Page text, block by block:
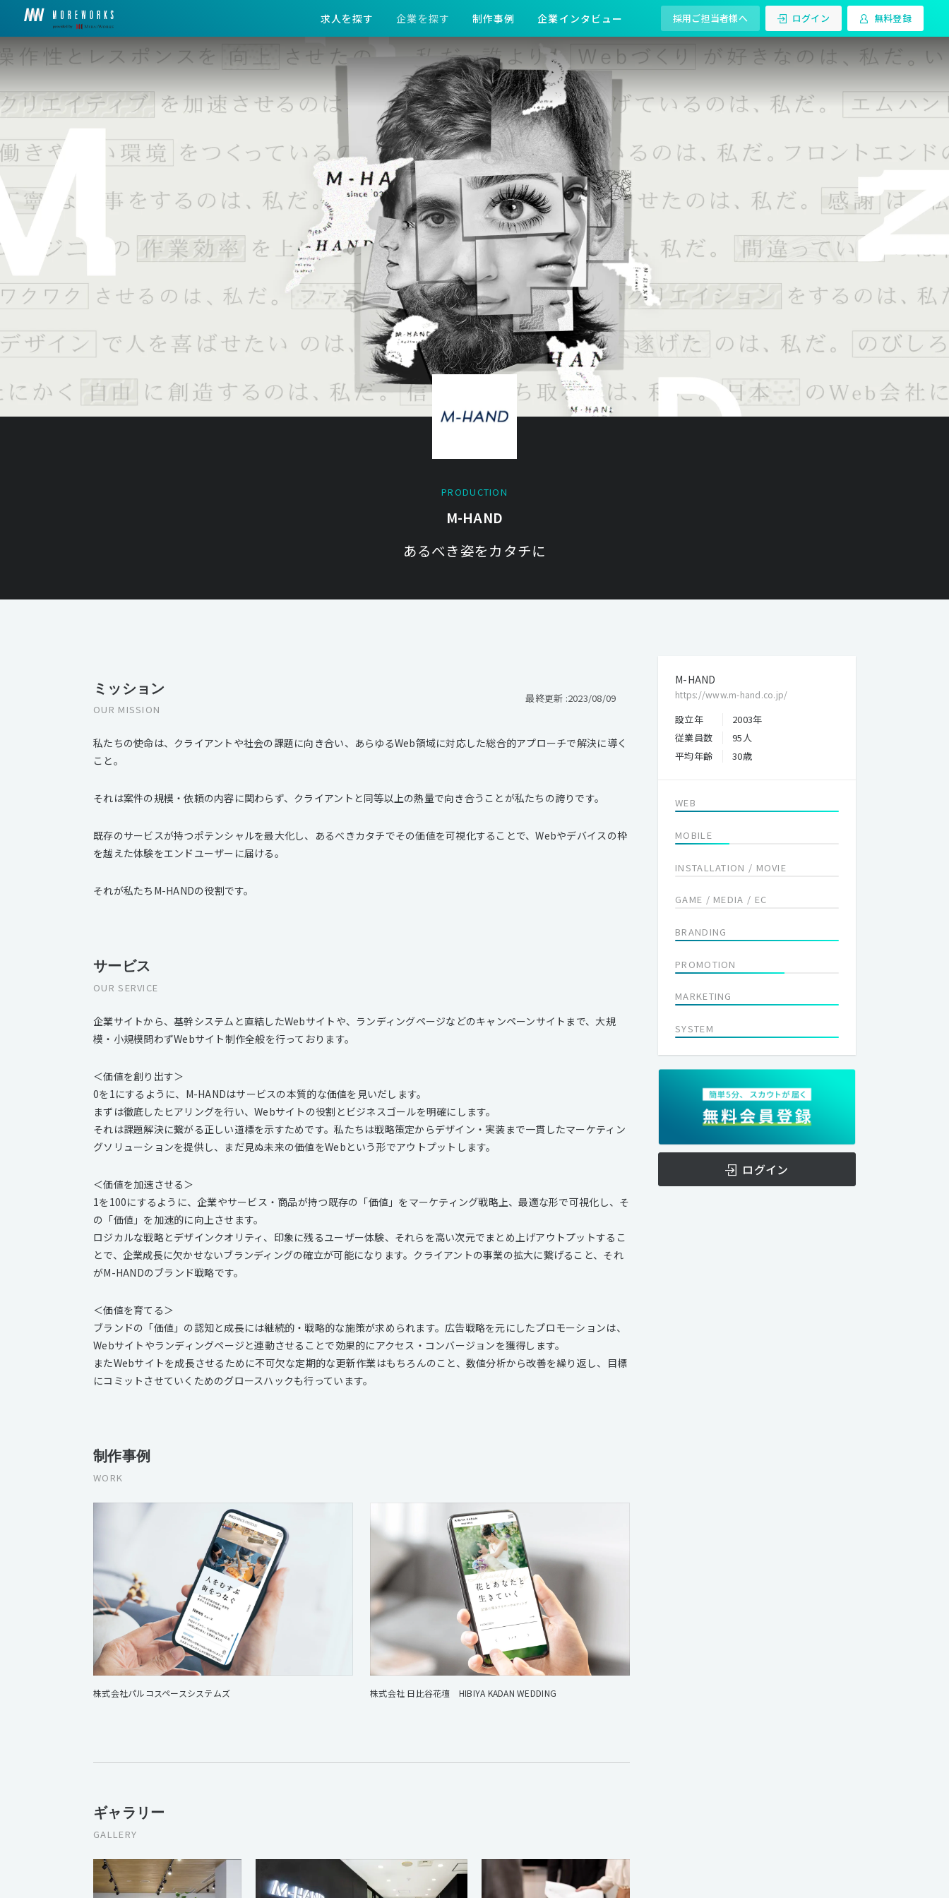
求人を探す 企業を探す 制作事例 企業インタビュー 採用ご担当者様へ ログイン 無料登録
PRODUCTION
M-HAND
あるべき姿をカタチに
最終更新 :2023/08/09
ミッション
OUR MISSION
私たちの使命は、クライアントや社会の課題に向き合い、あらゆるWeb領域に対応した総合的アプローチで解決に導く
こと。
それは案件の規模・依頼の内容に関わらず、クライアントと同等以上の熱量で向き合うことが私たちの誇りです。
既存のサービスが持つポテンシャルを最大化し、あるべきカタチでその価値を可視化することで、Webやデバイスの枠
を越えた体験をエンドユーザーに届ける。
それが私たちM-HANDの役割です。
サービス
OUR SERVICE
企業サイトから、基幹システムと直結したWebサイトや、ランディングページなどのキャンペーンサイトまで、大規
模・小規模問わずWebサイト制作全般を行っております。
＜価値を創り出す＞
0を1にするように、M-HANDはサービスの本質的な価値を見いだします。
まずは徹底したヒアリングを行い、Webサイトの役割とビジネスゴールを明確にします。
それは課題解決に繋がる正しい道標を示すためです。私たちは戦略策定からデザイン・実装まで一貫したマーケティン
グソリューションを提供し、まだ見ぬ未来の価値をWebという形でアウトプットします。
＜価値を加速させる＞
1を100にするように、企業やサービス・商品が持つ既存の「価値」をマーケティング戦略上、最適な形で可視化し、そ
の「価値」を加速的に向上させます。
ロジカルな戦略とデザインクオリティ、印象に残るユーザー体験、それらを高い次元でまとめ上げアウトプットするこ
とで、企業成長に欠かせないブランディングの確立が可能になります。クライアントの事業の拡大に繋げること、それ
がM-HANDのブランド戦略です。
＜価値を育てる＞
ブランドの「価値」の認知と成長には継続的・戦略的な施策が求められます。広告戦略を元にしたプロモーションは、
Webサイトやランディングページと連動させることで効果的にアクセス・コンバージョンを獲得します。
またWebサイトを成長させるために不可欠な定期的な更新作業はもちろんのこと、数値分析から改善を繰り返し、目標
にコミットさせていくためのグロースハックも行っています。
制作事例
WORK
株式会社パルコスペースシステムズ 株式会社 日比谷花壇 HIBIYA KADAN WEDDING
ギャラリー
GALLERY
M-HAND
https://www.m-hand.co.jp/
設立年
2003年
従業員数
95人
平均年齢
30歳
WEB
MOBILE
INSTALLATION / MOVIE
GAME / MEDIA / EC
BRANDING
PROMOTION
MARKETING
SYSTEM
ログイン